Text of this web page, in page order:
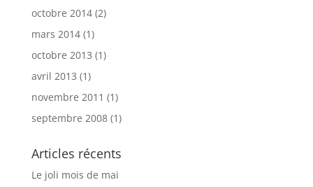
octobre 2014(2)
mars 2014(1)
octobre 2013 (1)
avril 2013 (1)
novembre 2011 (1)
septembre 2008(1)
Articles récents
Le joli mois de mai